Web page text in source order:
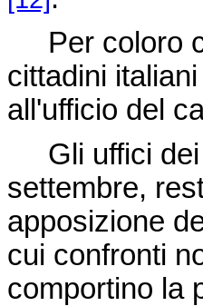
Per coloro
cittadini
all'ufficio del
Gli uffici dei
settembre,
apposizione
cui confronti
comportino la